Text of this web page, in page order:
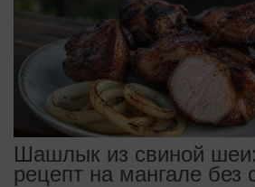
Шашлык из свиной
рецепт на мангале без